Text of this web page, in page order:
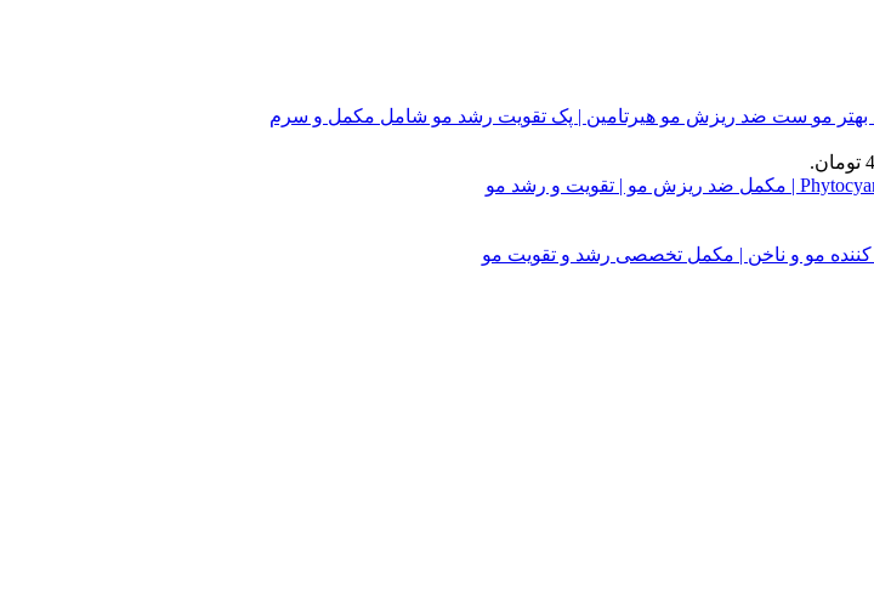
ست ضد ریزش مو هیرتامین | پک تقویت رشد مو شامل مکمل و سرم
کننده مو و ناخن | مکمل تخصصی رشد و تقویت مو